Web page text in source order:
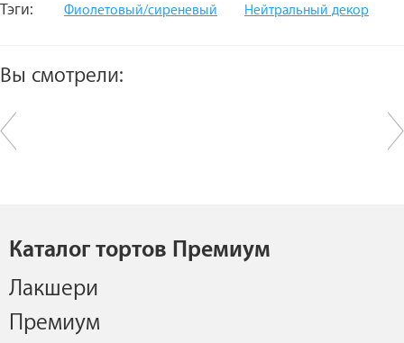
Тэги: Фиолетовый/сиреневый Нейтральный декор
Вы смотрели:
Каталог тортов Премиум
Лакшери
Премиум